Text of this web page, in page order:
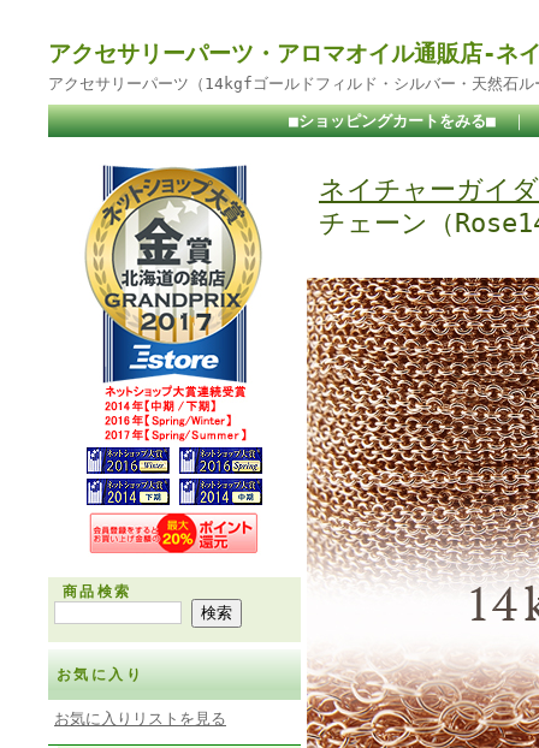
アクセサリーパーツ・アロマオイル通販店-ネ
アクセサリーパーツ（14kgfゴールドフィルド・シルバー・天然石
■ショッピングカートをみる■ ｜
商品検索
お気に入り
お気に入りリストを見る
ネイチャーガイ
チェーン（